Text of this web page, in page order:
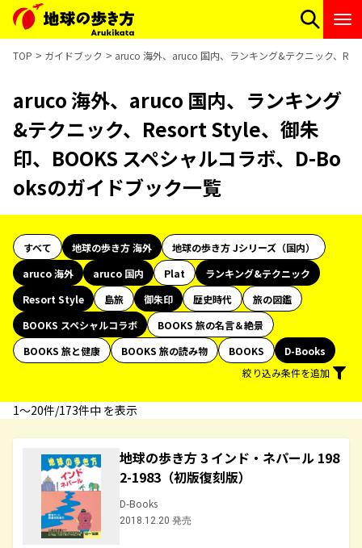
TOP ガイドブック aruco 海外、aruco 国内、ランキング&テクニック、
aruco 海外、aruco 国内、ランキング
&テクニック、Resort Style、御朱
印、BOOKS スペシャルコラボ、D-Bo
oksのガイドブック一覧
すべて 地球の歩き方 海外
地球の歩き方 Jシリーズ（国内）
aruco 海外
aruco 国内 Plat
ランキング&テクニック
Resort Style
島旅 御朱印 歴史時代
旅の図鑑
BOOKS スペシャルコラボ
BOOKS 旅の名言＆絶景
BOOKS 旅と健康
BOOKS 旅の読み物 BOOKS
D-Books
絞り込み条件を追加
1〜20件/173件中 を表示
地球の歩き方 3 インド・ネパール 198
2-1983（初版復刻版）
D-Books
2018.12.20 発売